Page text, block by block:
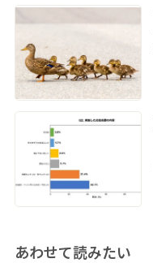
あわせて読みたい